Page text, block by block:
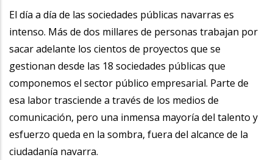
la
navegación
El día a día de las sociedades públicas navarras es
intenso. Más de dos millares de personas trabajan por
sacar adelante los cientos de proyectos que se
gestionan desde las 18 sociedades públicas que
componemos el sector público empresarial. Parte de
esa labor trasciende a través de los medios de
comunicación, pero una inmensa mayoría del talento y
esfuerzo queda en la sombra, fuera del alcance de la
ciudadanía navarra.